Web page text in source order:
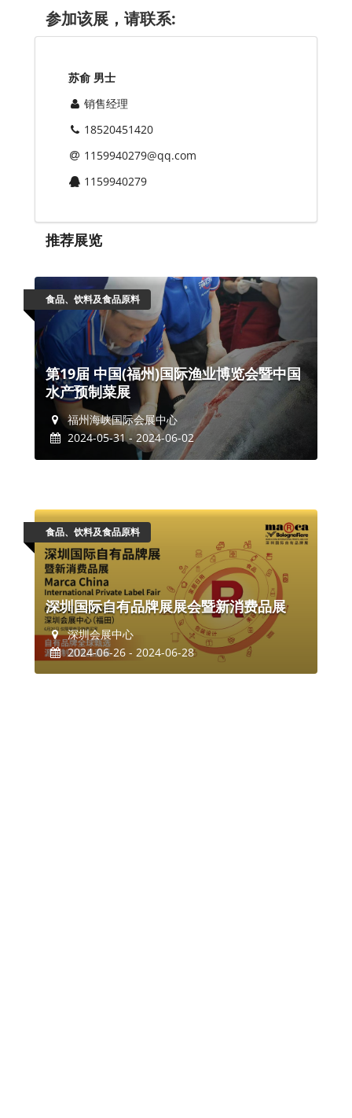
参加该展，请联系:
苏俞 男士
销售经理
18520451420
1159940279@qq.com
1159940279
推荐展览
食品、饮料及食品原料
第19届 中国(福州)国际渔业博览会暨中国
水产预制菜展
福州海峡国际会展中心
2024-05-31 - 2024-06-02
食品、饮料及食品原料
深圳国际自有品牌展展会暨新消费品展
深圳会展中心
2024-06-26 - 2024-06-28